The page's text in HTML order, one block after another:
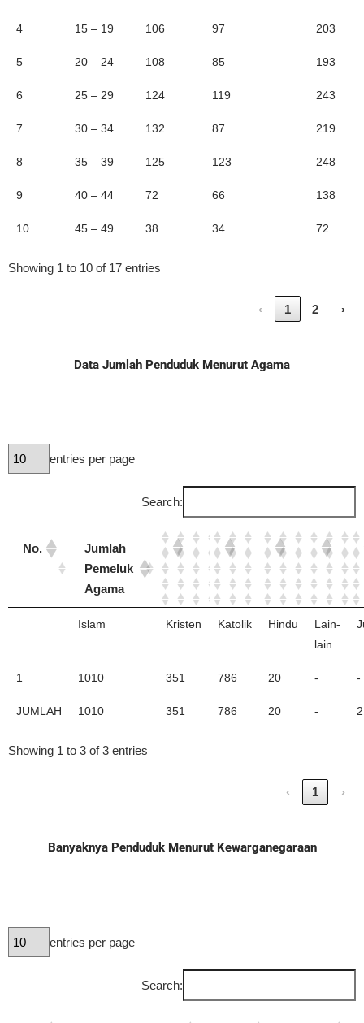
4 15 – 19 106 97 203
5 20 – 24 108 85 193
6 25 – 29 124 119 243
7 30 – 34 132 87 219
8 35 – 39 125 123 248
9 40 – 44 72 66 138
10 45 – 49 38 34 72
Showing 1 to 10 of 17 entries
‹ 1 2 ›
Data Jumlah Penduduk Menurut Agama
entries per page
Search:
No.
Jumlah
Pemeluk
Agama
Islam Kristen Katolik Hindu
Lain-
lain
1 1010 351 786 20 - -
JUMLAH 1010 351 786 20 -
Showing 1 to 3 of 3 entries
‹ 1 ›
Banyaknya Penduduk Menurut Kewarganegaraan
entries per page
Search: